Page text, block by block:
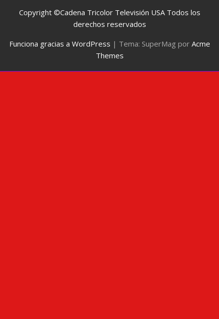
Copyright ©Cadena Tricolor Televisión USA Todos los
derechos reservados
Funciona gracias a WordPress | Tema: SuperMag por Acme
Themes